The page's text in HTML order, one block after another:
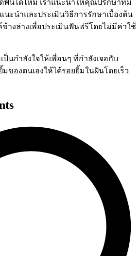
ฟันได้ไหม เราแนะนำให้คุณปรึกษาทีม
แนะนำและประเมินวิธีการรักษาเบื้องต้น
างล่างเพื่อประเมินฟันฟรีโดยไม่มีค่าใช้
กำลังใจให้เพื่อนๆ ที่กำลังเจอกับ
ของตนเองให้ได้รอยยิ้มในฝันโดยเร็ว